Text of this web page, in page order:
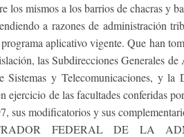
los mismos a los barrios de chacras y
a razones de administración
aplicativo vigente. Que han
las Subdirecciones Generales
Sistemas y Telecomunicaciones, y
ejercicio de las facultades conferidas
sus modificatorios y sus
FEDERAL DE LA